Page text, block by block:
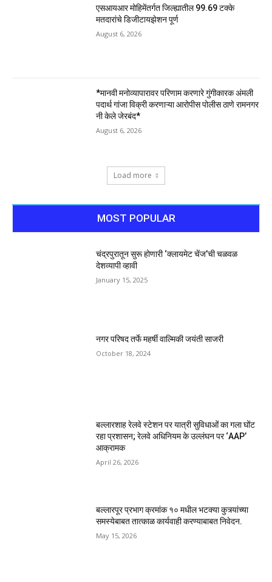
एसआयआर मोहिमेंतर्गत जिल्ह्यातील 99.69 टक्के
मतदारांचे डिजीटायझेशन पूर्ण
August 6, 2026
*मानवी मनोव्यापारावर परिणाम करणारे गुंगीकारक अंमली
पदार्थ गांजा विक्री करणाऱ्या आरोपीस पोलीस ठाणे रामनगर
नी केले जेरबंद*
August 6, 2026
Load more
MOST POPULAR
चंद्रपुरातून सुरू होणारी ‘क्लायमेट चेंज’ची चळवळ
देशव्यापी व्हावी
January 15, 2025
नगर परिषद तर्फे महर्षी वाल्मिकी जयंती साजरी
October 18, 2024
बल्लारशाह रेलवे स्टेशन पर यात्री सुविधाओं का गला घोंट
रहा प्रशासन; रेलवे अधिनियम के उल्लंघन पर ‘AAP’
आक्रामक
April 26, 2026
बल्लारपूर प्रभाग क्रमांक १० मधील भटक्या कुत्र्यांच्या
समस्येबाबत तात्काळ कार्यवाही करण्याबाबत निवेदन.
May 15, 2026